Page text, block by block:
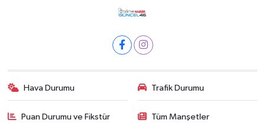
Hava Durumu Trafik Durumu
Puan Durumu ve Fikstür Tüm Manşetler